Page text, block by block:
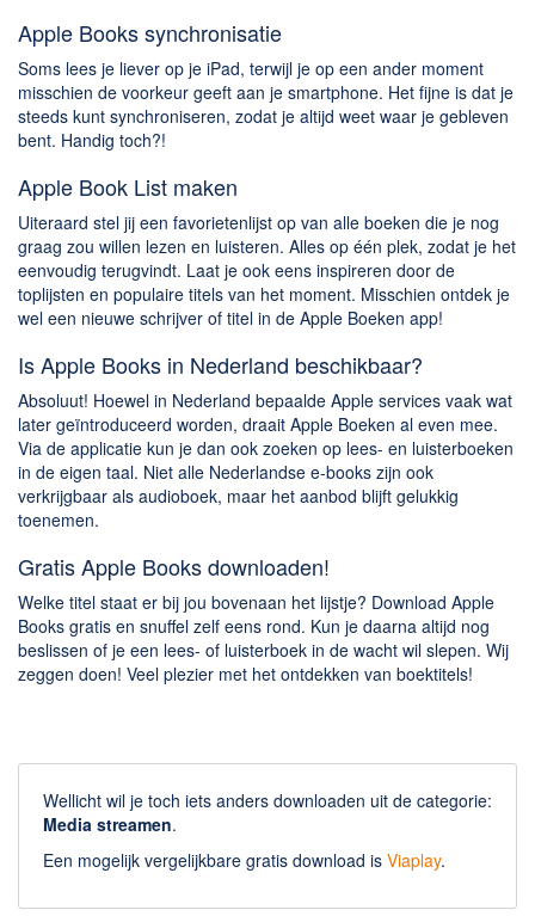
Apple Books synchronisatie
Soms lees je liever op je iPad, terwijl je op een ander moment
misschien de voorkeur geeft aan je smartphone. Het fijne is dat je
steeds kunt synchroniseren, zodat je altijd weet waar je gebleven
bent. Handig toch?!
Apple Book List maken
Uiteraard stel jij een favorietenlijst op van alle boeken die je nog
graag zou willen lezen en luisteren. Alles op één plek, zodat je het
eenvoudig terugvindt. Laat je ook eens inspireren door de
toplijsten en populaire titels van het moment. Misschien ontdek je
wel een nieuwe schrijver of titel in de Apple Boeken app!
Is Apple Books in Nederland beschikbaar?
Absoluut! Hoewel in Nederland bepaalde Apple services vaak wat
later geïntroduceerd worden, draait Apple Boeken al even mee.
Via de applicatie kun je dan ook zoeken op lees- en luisterboeken
in de eigen taal. Niet alle Nederlandse e-books zijn ook
verkrijgbaar als audioboek, maar het aanbod blijft gelukkig
toenemen.
Gratis Apple Books downloaden!
Welke titel staat er bij jou bovenaan het lijstje? Download Apple
Books gratis en snuffel zelf eens rond. Kun je daarna altijd nog
beslissen of je een lees- of luisterboek in de wacht wil slepen. Wij
zeggen doen! Veel plezier met het ontdekken van boektitels!
Wellicht wil je toch iets anders downloaden uit de categorie:
Media streamen.
Een mogelijk vergelijkbare gratis download is Viaplay.